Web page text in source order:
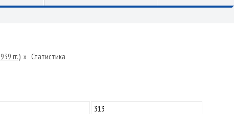
гг.) » Статистика
313